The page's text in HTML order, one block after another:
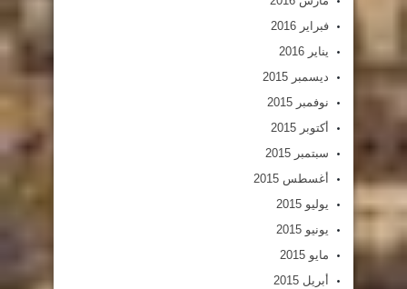
فبراير 2016
يناير 2016
ديسمبر 2015
نوفمبر 2015
أكتوبر 2015
سبتمبر 2015
أغسطس 2015
يوليو 2015
يونيو 2015
مايو 2015
أبريل 2015